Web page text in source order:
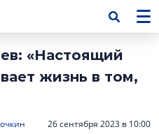
«Настоящий
жизнь в том,
26 сентября 2023 в 10:00